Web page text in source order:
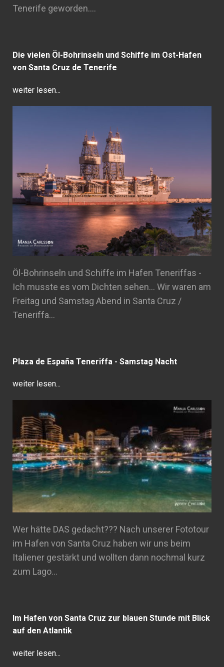
Tenerife geworden.…
Die vielen Öl-Bohrinseln und Schiffe im Ost-Hafen
von Santa Cruz de Tenerife
weiter lesen...
Öl-Bohrinseln und Schiffe im Hafen Teneriffas -
Ich musste es vom Dichten sehen... Wir waren am
Freitag und Samstag Abend in Santa Cruz /
Teneriffa…
Plaza de España Teneriffa - Samstag Nacht
weiter lesen...
Wer hätte DAS gedacht??? Nach unserer Fototour
im Hafen von Santa Cruz haben wir uns beim
Italiener gestärkt und wollten dann nochmal kurz
zum Lago…
Im Hafen von Santa Cruz zur blauen Stunde mit Blick
auf den Atlantik
weiter lesen...